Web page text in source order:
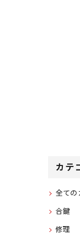
カテ
全ての
合鍵
修理